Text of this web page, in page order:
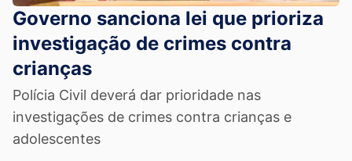
Governo sanciona lei que prioriza
investigação de crimes contra
crianças
Polícia Civil deverá dar prioridade nas
investigações de crimes contra crianças e
adolescentes